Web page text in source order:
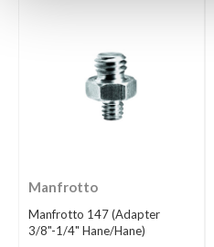
Manfrotto
Manfrotto 147 (Adapter
3/8"-1/4" Hane/Hane)